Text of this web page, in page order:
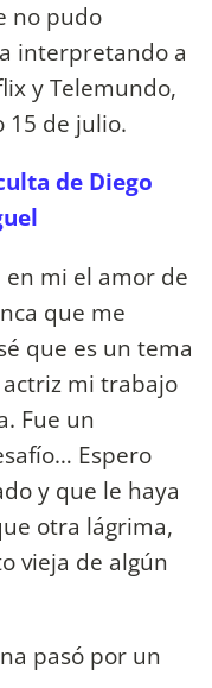
no pudo
interpretando a
y Telemundo,
15 de julio.
de Diego
en mi el amor de
que me
que es un tema
mi trabajo
Fue un
Espero
y que le haya
otra lágrima,
vieja de algún
pasó por un